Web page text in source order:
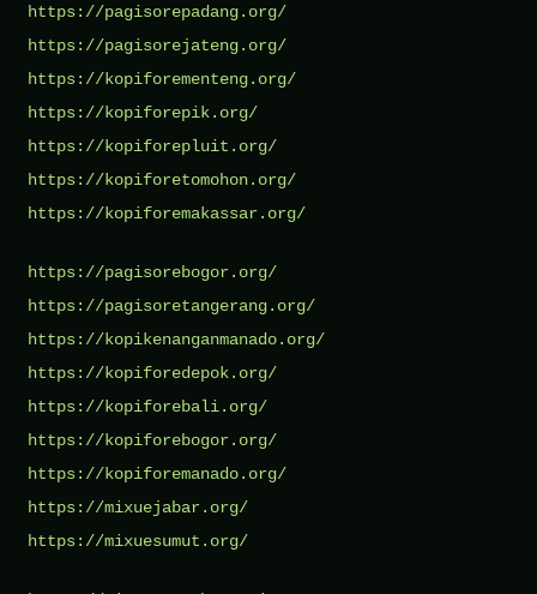
https://pagisorepadang.org/
https://pagisorejateng.org/
https://kopiforementeng.org/
https://kopiforepik.org/
https://kopiforepluit.org/
https://kopiforetomohon.org/
https://kopiforemakassar.org/
https://pagisorebogor.org/
https://pagisoretangerang.org/
https://kopikenanganmanado.org/
https://kopiforedepok.org/
https://kopiforebali.org/
https://kopiforebogor.org/
https://kopiforemanado.org/
https://mixuejabar.org/
https://mixuesumut.org/